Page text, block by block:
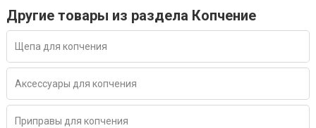
Другие товары из раздела Копчение
Щепа для копчения
Аксессуары для копчения
Приправы для копчения